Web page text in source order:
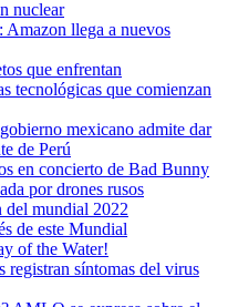
nuclear
llega a nuevos
que enfrentan
tecnológicas que comienzan
mexicano admite dar
de Perú
en concierto de Bad Bunny
por drones rusos
del mundial 2022
de este Mundial
of the Water!
registran síntomas del virus